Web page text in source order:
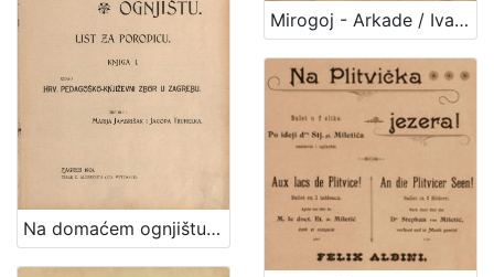
5
Mirogoj - Arkade / Ivan Standl
Na domaćem ognjištu : list za porodicu / uredile Marija Jambrišak i Jagoda Truhelka